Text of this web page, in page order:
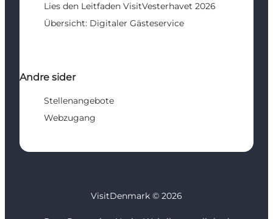
Lies den Leitfaden VisitVesterhavet 2026
Übersicht: Digitaler Gästeservice
Andre sider
Stellenangebote
Webzugang
VisitDenmark © 2026